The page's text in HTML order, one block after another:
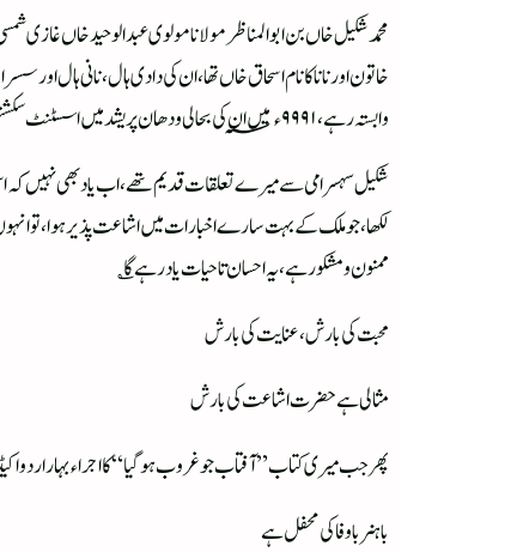
خاتون اور نانا کا نام اسحاق خاں تھا، ان کی دادی ہال، نانی
وابستہ رہے، ۹۹۹۱ء؁ میں ان کی بحالی ودھان پریشد میں اسسٹنٹ سکشنل افسر کے عہدے پر ہوئی اور تادم آخر اسی عہدے پر فائز رہے۔
شکیل سہسرامی سے میرے تعلقات قدیم تھے، اب یاد بھی نہیں کہ اس
لکھا، جو ملک کے بہت سارے اخبارات میں اشاعت پذیر ہوا، تو
ممنون ومشکور ہے، یہ احسان تاحیات یاد رہے گا ؎
محبت کی بارش، عنایت کی بارش
مثالی ہے حضرت اشاعت کی بارش
پھر جب میری کتاب ”آفتاب جو غروب ہوگیا“ کا اجراء بہار اردو
باہنر باوفا کی محفل ہے